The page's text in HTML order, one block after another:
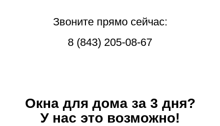
Звоните прямо сейчас:
8 (843) 205-08-67
Окна для дома за 3 дня?
У нас это возможно!